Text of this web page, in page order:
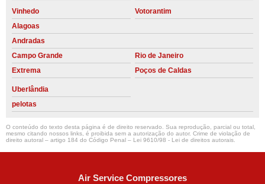
Vinhedo
Votorantim
Alagoas
Andradas
Campo Grande
Rio de Janeiro
Extrema
Poços de Caldas
Uberlândia
pelotas
O conteúdo do texto desta página é de direito reservado. Sua reprodução, parcial ou total,
mesmo citando nossos links, é proibida sem a autorização do autor. Crime de violação de
direito autoral – artigo 184 do Código Penal – Lei 9610/98 - Lei de direitos autorais.
Air Service Compressores